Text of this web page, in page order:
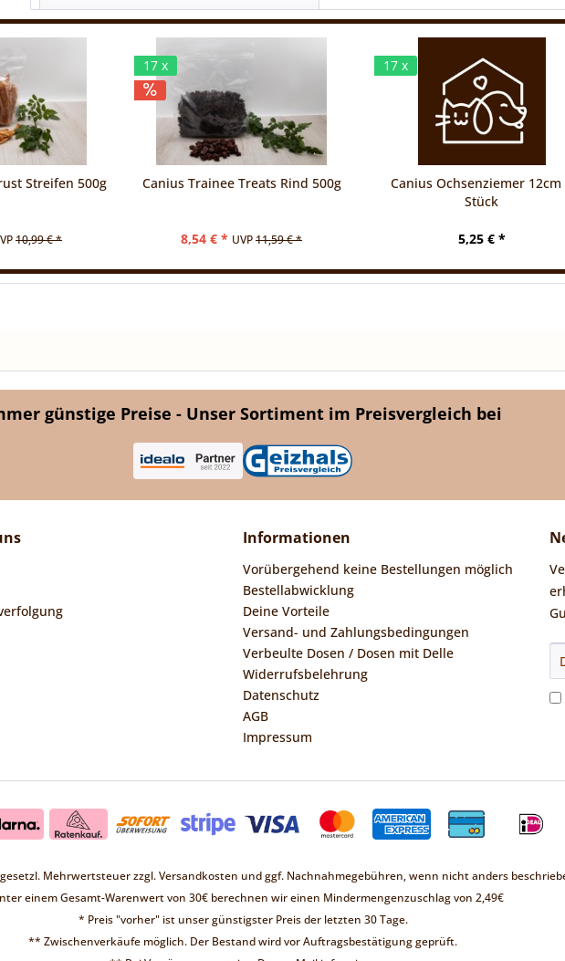
❤ Liebe Kunden ❤
Streifen 500g
10,99 € *
17 x
Canius Trainee Treats Rind 500g
8,54 € * UVP11,59 € *
17 x
Canius Ochsenziemer 12cm
Stück
5,25 € *
günstige Preise - Unser Sortiment im Preisvergleich bei
Informationen
Vorübergehend keine Bestellungen möglich
Bestellabwicklung
Deine Vorteile
Versand- und Zahlungsbedingungen
Verbeulte Dosen / Dosen mit Delle
Widerrufsbelehrung
Datenschutz
AGB
Impressum
Mehrwertsteuer zzgl.Versandkosten und ggf. Nachnahmegebühren, wenn nicht anders
einem Gesamt-Warenwert von 30€ berechnen wir einen Mindermengenzuschlag von 2,49€
* Preis "vorher" ist unser günstigster Preis der letzten 30 Tage.
** Zwischenverkäufe möglich. Der Bestand wird vor Auftragsbestätigung geprüft.